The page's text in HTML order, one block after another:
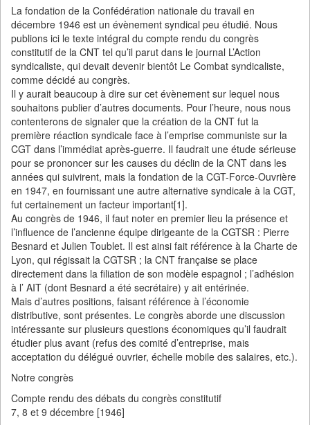
La fondation de la Confédération nationale du travail en
décembre 1946 est un évènement syndical peu étudié. Nous
publions ici le texte intégral du compte rendu du congrès
constitutif de la CNT tel qu’il parut dans le journal L’Action
syndicaliste, qui devait devenir bientôt Le Combat syndicaliste,
comme décidé au congrès.
Il y aurait beaucoup à dire sur cet évènement sur lequel nous
souhaitons publier d’autres documents. Pour l’heure, nous nous
contenterons de signaler que la création de la CNT fut la
première réaction syndicale face à l’emprise communiste sur la
CGT dans l’immédiat après-guerre. Il faudrait une étude sérieuse
pour se prononcer sur les causes du déclin de la CNT dans les
années qui suivirent, mais la fondation de la CGT-Force-Ouvrière
en 1947, en fournissant une autre alternative syndicale à la CGT,
fut certainement un facteur important[1].
Au congrès de 1946, il faut noter en premier lieu la présence et
l’influence de l’ancienne équipe dirigeante de la CGTSR : Pierre
Besnard et Julien Toublet. Il est ainsi fait référence à la Charte de
Lyon, qui régissait la CGTSR ; la CNT française se place
directement dans la filiation de son modèle espagnol ; l’adhésion
à l’ AIT (dont Besnard a été secrétaire) y ait entérinée.
Mais d’autres positions, faisant référence à l’économie
distributive, sont présentes. Le congrès aborde une discussion
intéressante sur plusieurs questions économiques qu’il faudrait
étudier plus avant (refus des comité d’entreprise, mais
acceptation du délégué ouvrier, échelle mobile des salaires, etc.).
Notre congrès
Compte rendu des débats du congrès constitutif
7, 8 et 9 décembre [1946]